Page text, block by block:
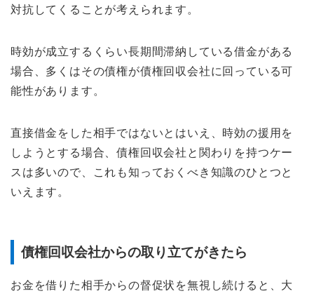
対抗してくることが考えられます。
時効が成立するくらい長期間滞納している借金がある
場合、多くはその債権が債権回収会社に回っている可
能性があります。
直接借金をした相手ではないとはいえ、時効の援用を
しようとする場合、債権回収会社と関わりを持つケー
スは多いので、これも知っておくべき知識のひとつと
いえます。
債権回収会社からの取り立てがきたら
お金を借りた相手からの督促状を無視し続けると、大